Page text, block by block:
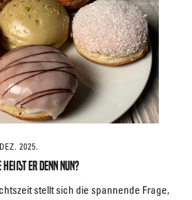
2025.
er denn nun?
stellt sich die spannende Frage,